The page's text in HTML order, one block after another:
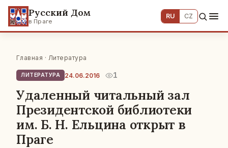
Русский Дом
в Праге
RU CZ
Главная · Литература
ЛИТЕРАТУРА 24.06.2016 1
Удаленный читальный зал
Президентской библиотеки
им. Б. Н. Ельцина открыт в
Праге